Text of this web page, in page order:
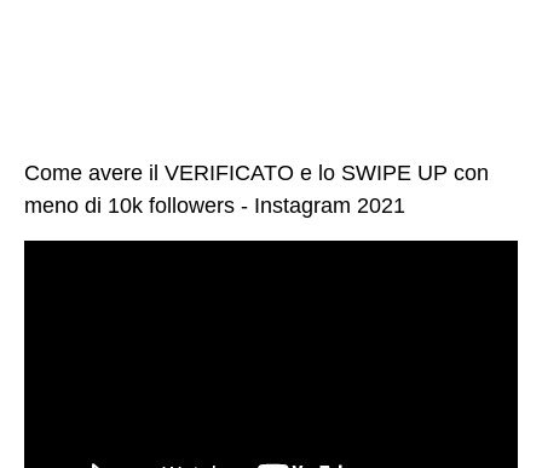
Come avere il VERIFICATO e lo SWIPE UP con
meno di 10k followers - Instagram 2021